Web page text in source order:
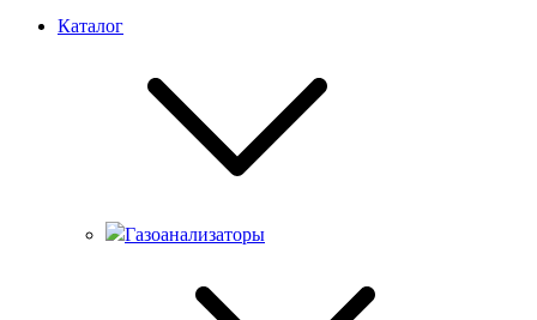
Каталог
Газоанализаторы